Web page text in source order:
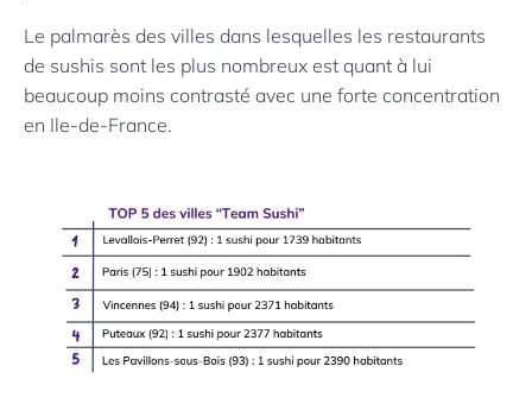
Le palmarès des villes dans lesquelles les restaurants
de sushis sont les plus nombreux est quant à lui
beaucoup moins contrasté avec une forte concentration
en Ile-de-France.